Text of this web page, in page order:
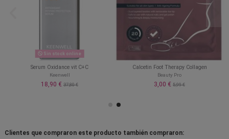
Sin stock online
Serum Oxidance vit C+C
Keenwell
18,90 € 37,80 €
Calcetin Foot Therapy Collagen
Beauty Pro
3,00 € 5,99 €
Clientes que compraron este producto también compraron: